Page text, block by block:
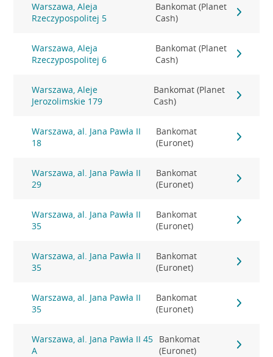
Warszawa, Aleja
Rzeczypospolitej 5
Bankomat (Planet
Cash)
Warszawa, Aleja
Rzeczypospolitej 6
Bankomat (Planet
Cash)
Warszawa, Aleje
Jerozolimskie 179
Bankomat (Planet
Cash)
Warszawa, al. Jana Pawła II
18
Bankomat
(Euronet)
Warszawa, al. Jana Pawła II
29
Bankomat
(Euronet)
Warszawa, al. Jana Pawła II
35
Bankomat
(Euronet)
Warszawa, al. Jana Pawła II
35
Bankomat
(Euronet)
Warszawa, al. Jana Pawła II
35
Bankomat
(Euronet)
Warszawa, al. Jana Pawła II 45
A
Bankomat
(Euronet)